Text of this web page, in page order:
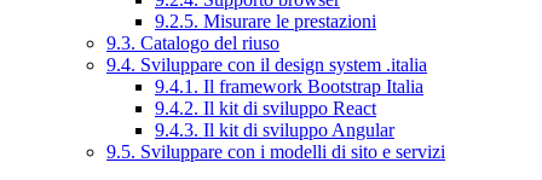
9.2.5. Misurare le prestazioni
9.3. Catalogo del riuso
9.4. Sviluppare con il design system .italia
9.4.1. Il framework Bootstrap Italia
9.4.2. Il kit di sviluppo React
9.4.3. Il kit di sviluppo Angular
9.5. Sviluppare con i modelli di sito e servizi